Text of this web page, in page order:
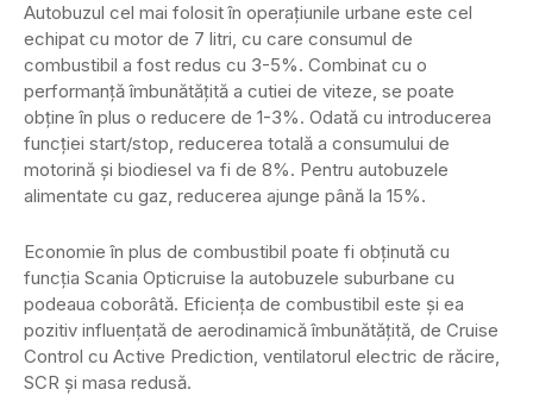
Autobuzul cel mai folosit în operațiunile urbane este cel
echipat cu motor de 7 litri, cu care consumul de
combustibil a fost redus cu 3-5%. Combinat cu o
performanță îmbunătățită a cutiei de viteze, se poate
obține în plus o reducere de 1-3%. Odată cu introducerea
funcției start/stop, reducerea totală a consumului de
motorină și biodiesel va fi de 8%. Pentru autobuzele
alimentate cu gaz, reducerea ajunge până la 15%.
Economie în plus de combustibil poate fi obținută cu
funcția Scania Opticruise la autobuzele suburbane cu
podeaua coborâtă. Eficiența de combustibil este și ea
pozitiv influențată de aerodinamică îmbunătățită, de Cruise
Control cu Active Prediction, ventilatorul electric de răcire,
SCR și masa redusă.